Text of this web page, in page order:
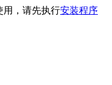
用，请先执行安装程序